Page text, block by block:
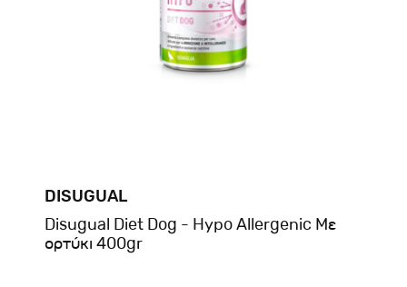
DISUGUAL
Disugual Diet Dog - Hypo Allergenic Με
ορτύκι 400gr